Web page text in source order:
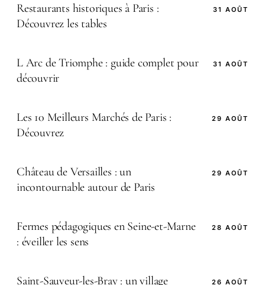
Restaurants historiques à Paris :
Découvrez les tables
31 AOÛT
L Arc de Triomphe : guide complet pour
découvrir
31 AOÛT
Les 10 Meilleurs Marchés de Paris :
Découvrez
29 AOÛT
Château de Versailles : un
incontournable autour de Paris
29 AOÛT
Fermes pédagogiques en Seine-et-Marne
: éveiller les sens
28 AOÛT
Saint-Sauveur-les-Bray : un village
26 AOÛT